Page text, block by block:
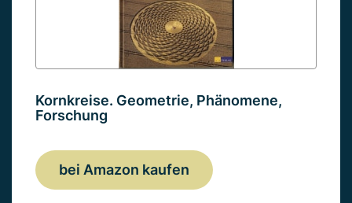
Kornkreise. Geometrie, Phänomene,
Forschung
bei Amazon kaufen